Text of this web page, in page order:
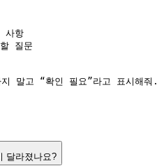
사항
질문
말고 “확인 필요”라고 표시해줘.
달라졌나요?